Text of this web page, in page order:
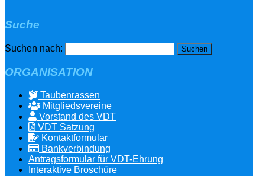
Suche
Suchen nach:
ORGANISATION
Taubenrassen
Mitgliedsvereine
Vorstand des VDT
VDT Satzung
Kontaktformular
Bankverbindung
Antragsformular für VDT-Ehrung
Interaktive Broschüre